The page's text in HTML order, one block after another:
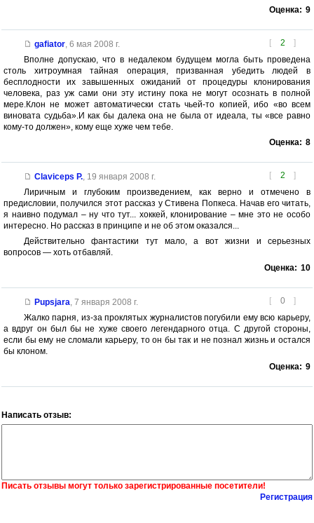
Оценка: 9
[ 2 ]
gafiator, 6 мая 2008 г.
Вполне допускаю, что в недалеком будущем могла быть проведена
столь хитроумная тайная операция, призванная убедить людей в
бесплодности их завышенных ожиданий от процедуры клонирования
человека, раз уж сами они эту истину пока не могут осознать в полной
мере.Клон не может автоматически стать чьей-то копией, ибо «во всем
виновата судьба».И как бы далека она не была от идеала, ты «все равно
кому-то должен», кому еще хуже чем тебе.
Оценка: 8
[ 2 ]
Claviceps P., 19 января 2008 г.
Лиричным и глубоким произведением, как верно и отмечено в
предисловии, получился этот рассказ у Стивена Попкеса. Начав его читать,
я наивно подумал – ну что тут... хоккей, клонирование – мне это не особо
интересно. Но рассказ в принципе и не об этом оказался...
Действительно фантастики тут мало, а вот жизни и серьезных
вопросов — хоть отбавляй.
Оценка: 10
[ 0 ]
Pupsjara 7 января 2008 г.
Жалко парня, из-за проклятых журналистов погубили ему всю карьеру,
а вдруг он был бы не хуже своего легендарного отца. С другой стороны,
если бы ему не сломали карьеру, то он бы так и не познал жизнь и остался
бы клоном.
Оценка: 9
Написать отзыв:
Писать отзывы могут только зарегистрированные посетители!
Регистрация